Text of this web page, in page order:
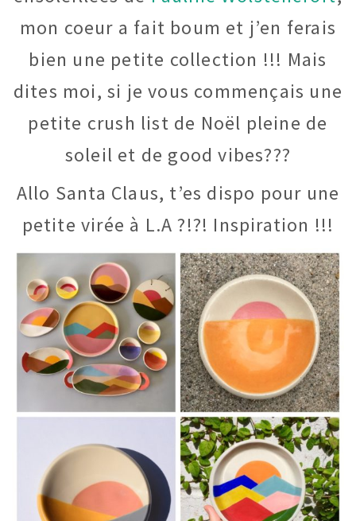
mon coeur a fait boum et j’en ferais
bien une petite collection !!! Mais
dites moi, si je vous commençais une
petite crush list de Noël pleine de
soleil et de good vibes???
Allo Santa Claus, t’es dispo pour une
petite virée à L.A ?!?! Inspiration !!!